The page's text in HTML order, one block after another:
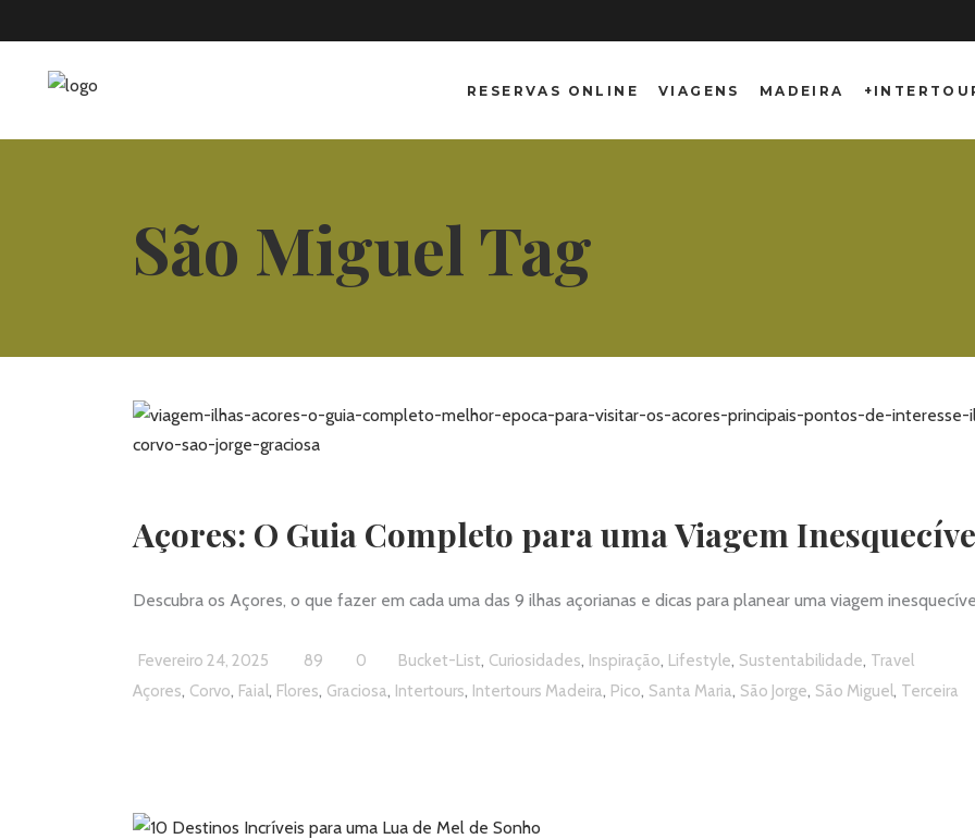
RESERVAS ONLINE VIAGENS MADEIRA
São Miguel Tag
Açores: O Guia Completo para uma Viagem
Descubra os Açores, o que fazer em cada uma das 9 ilhas açorianas e dicas para planear uma viagem
Fevereiro 24, 2025 89 0 Bucket-List, Curiosidades, Inspiração, Lifestyle, Sustentabilidade, Travel
Açores, Corvo, Faial, Flores, Graciosa, Intertours, Intertours Madeira, Pico, Santa Maria, São Jorge, São Miguel, Terceira